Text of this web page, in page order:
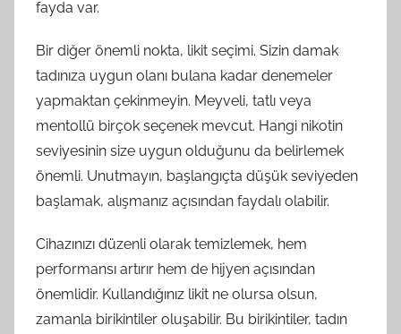
fayda var.
Bir diğer önemli nokta, likit seçimi. Sizin damak
tadınıza uygun olanı bulana kadar denemeler
yapmaktan çekinmeyin. Meyveli, tatlı veya
mentollü birçok seçenek mevcut. Hangi nikotin
seviyesinin size uygun olduğunu da belirlemek
önemli. Unutmayın, başlangıçta düşük seviyeden
başlamak, alışmanız açısından faydalı olabilir.
Cihazınızı düzenli olarak temizlemek, hem
performansı artırır hem de hijyen açısından
önemlidir. Kullandığınız likit ne olursa olsun,
zamanla birikintiler oluşabilir. Bu birikintiler, tadın